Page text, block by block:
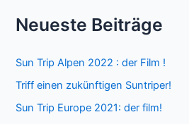
Neueste Beiträge
Sun Trip Alpen 2022 : der Film !
Triff einen zukünftigen Suntriper!
Sun Trip Europe 2021: der film!